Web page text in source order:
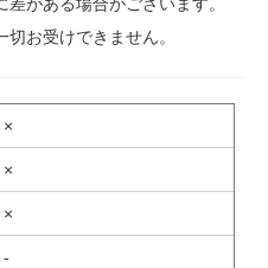
切お受けできません。
×
×
×
-